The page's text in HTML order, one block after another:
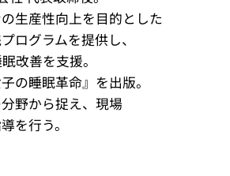
生産性向上を目的とした
ログラムを提供し、
改善を支援。
の睡眠革命』を出版。
野から捉え、現場
を行う。